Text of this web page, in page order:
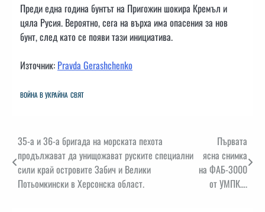
Преди една година бунтът на Пригожин шокира Кремъл и
цяла Русия. Вероятно, сега на върха има опасения за нов
бунт, след като се появи тази инициатива.
Източник: Pravda Gerashchenko
ВОЙНА В УКРАЙНА СВЯТ
Навигация
35-а и 36-а бригада на морската пехота
продължават да унищожават руските специални
сили край островите Забич и Велики
Потьомкински в Херсонска област.
Първата
ясна снимка
на ФАБ-3000
от УМПК….